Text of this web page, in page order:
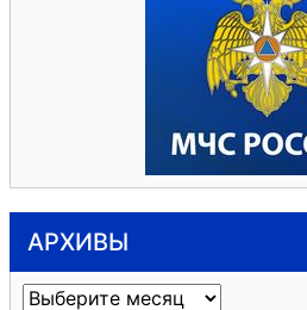
АРХИВЫ
Архивы